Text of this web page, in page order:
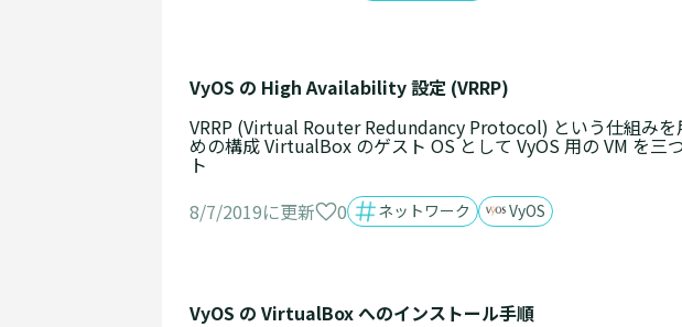
VyOS の High Availability 設定 (VRRP)
VRRP (Virtual Router Redundancy Protocol) という仕組み
めの構成 VirtualBox のゲスト OS として VyOS 用の VM を
ト
8/7/2019に更新
0 ネットワーク VyOS
VyOS の VirtualBox へのインストール手順